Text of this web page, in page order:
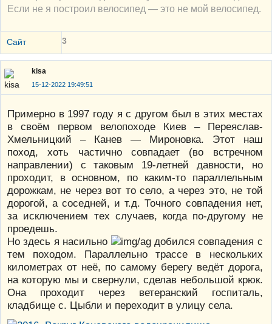
Если не я построил велосипед — это не мой велосипед.
Сайт 3
kisa
15-12-2022 19:49:51
Примерно в 1997 году я с другом был в этих местах
в своём первом велопоходе Киев – Переяслав-
Хмельницкий – Канев — Мироновка. Этот наш
поход, хоть частично совпадает (во встречном
направлении) с таковым 19-летней давности, но
проходит, в основном, по каким-то параллельным
дорожкам, не через вот то село, а через это, не той
дорогой, а соседней, и т.д. Точного совпадения нет,
за исключением тех случаев, когда по-другому не
проедешь.
Но здесь я насильно
добился совпадения с
тем походом. Параллельно трассе в нескольких
километрах от неё, по самому берегу ведёт дорога,
на которую мы и свернули, сделав небольшой крюк.
Она проходит через ветеранский госпиталь,
кладбище с. Цыбли и переходит в улицу села.